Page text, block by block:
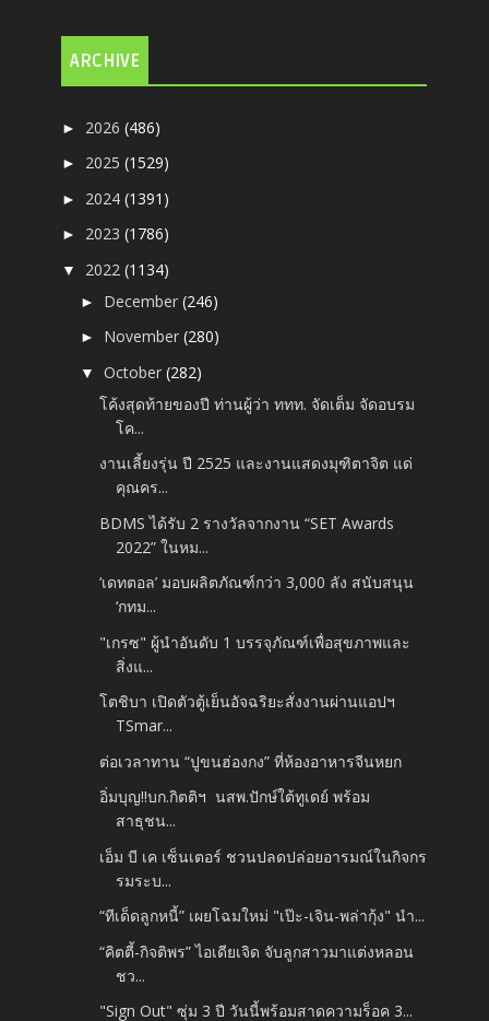
ARCHIVE
► 2026(486)
► 2025(1529)
► 2024(1391)
► 2023(1786)
▼ 2022(1134)
► December(246)
► November(280)
▼October(282)
โค้งสุดท้ายของปี ท่านผู้ว่า ททท. จัดเต็ม จัดอบรม
โค...
งานเลี้ยงรุ่น ปี 2525 และงานแสดงมุฑิตาจิต แด่
คุณคร...
BDMS ได้รับ 2 รางวัลจากงาน “SET Awards
2022” ในหม...
‘เดทตอล’ มอบผลิตภัณฑ์กว่า 3,000 ลัง สนับสนุน
‘กทม...
"เกรซ" ผู้นำอันดับ 1 บรรจุภัณฑ์เพื่อสุขภาพและ
สิ่งแ...
โตชิบา เปิดตัวตู้เย็นอัจฉริยะสั่งงานผ่านแอปฯ
TSmar...
ต่อเวลาทาน “ปูขนฮ่องกง” ที่ห้องอาหารจีนหยก
อิ่มบุญ!!บก.กิตติฯ นสพ.ปักษ์ใต้ทูเดย์ พร้อม
สาธุชน...
เอ็ม บี เค เซ็นเตอร์ ชวนปลดปล่อยอารมณ์ในกิจกร
รมระบ...
“ทีเด็ดลูกหนี้” เผยโฉมใหม่ "เป๊ะ-เจิน-พล่ากุ้ง" นำ...
“คิตตี้-กิจติพร” ไอเดียเจิด จับลูกสาวมาแต่งหลอน
ชว...
"Sign​ Out" ซุ่ม​ 3 ปี​ วันนี้พร้อมสาดความร็อค​ 3​...